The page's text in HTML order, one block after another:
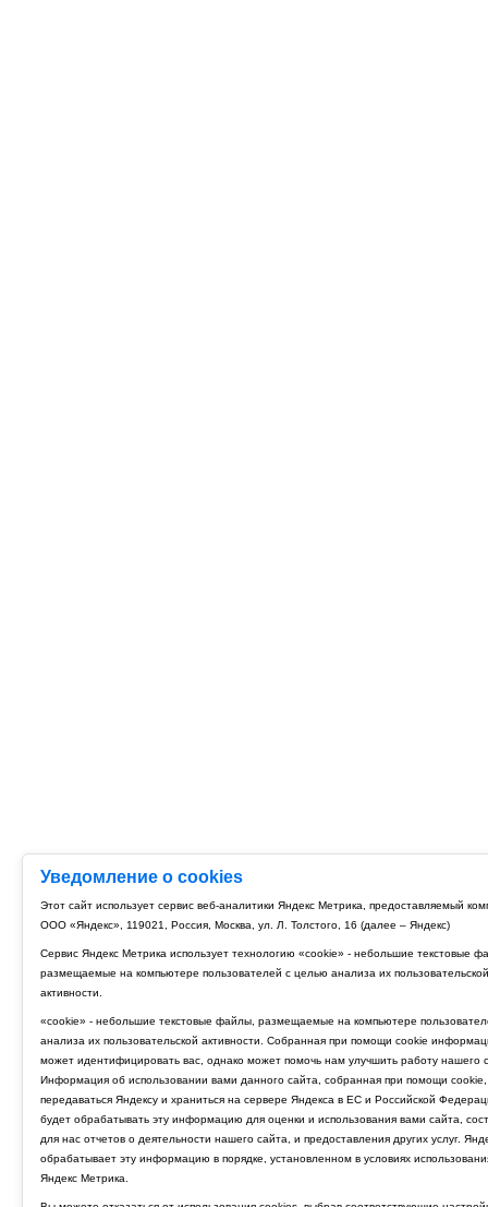
Уведомление о cookies
Этот сайт использует сервис веб-аналитики Яндекс Метрика, предоставляемый
ООО «Яндекс», 119021, Россия, Москва, ул. Л. Толстого, 16 (далее – Яндекс)
Сервис Яндекс Метрика использует технологию «cookie» - небольшие текстовые
размещаемые на компьютере пользователей с целью анализа их пользовательской
активности.
«cookie» - небольшие текстовые файлы, размещаемые на компьютере
анализа их пользовательской активности. Собранная при помощи cookie
может идентифицировать вас, однако может помочь нам улучшить работу нашего
Информация об использовании вами данного сайта, собранная при помощи cookie,
передаваться Яндексу и храниться на сервере Яндекса в ЕС и Российской
будет обрабатывать эту информацию для оценки и использования вами сайта,
для нас отчетов о деятельности нашего сайта, и предоставления других услуг.
обрабатывает эту информацию в порядке, установленном в условиях
Яндекс Метрика.